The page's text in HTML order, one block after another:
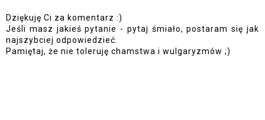
Dziękuję Ci za komentarz :)
Jeśli masz jakieś pytanie - pytaj śmiało, postaram się jak
najszybciej odpowiedzieć.
Pamiętaj, że nie toleruję chamstwa i wulgaryzmów ;)